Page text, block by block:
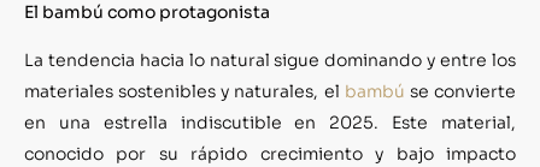
El bambú como protagonista
La tendencia hacia lo natural sigue dominando y entre los
materiales sostenibles y naturales, el bambú se convierte
en una estrella indiscutible en 2025. Este material,
conocido por su rápido crecimiento y bajo impacto